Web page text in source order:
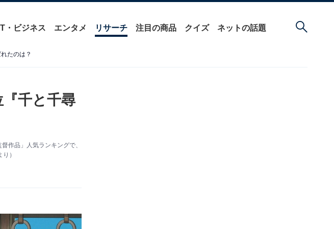
IT・ビジネス エンタメ リサーチ 注目の商品 クイズ ネットの話題
たのは？
千と千尋
作品」人気ランキングで、
）